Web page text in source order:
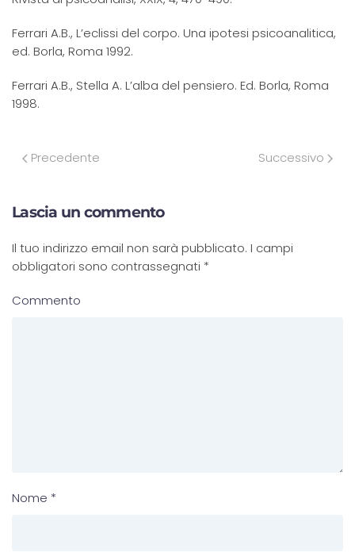
Ferrari A.B., L’eclissi del corpo. Una ipotesi psicoanalitica,
ed. Borla, Roma 1992.
Ferrari A.B., Stella A. L’alba del pensiero. Ed. Borla, Roma
1998.
Precedente Successivo
Lascia un commento
Il tuo indirizzo email non sarà pubblicato. I campi
obbligatori sono contrassegnati *
Commento
Nome *